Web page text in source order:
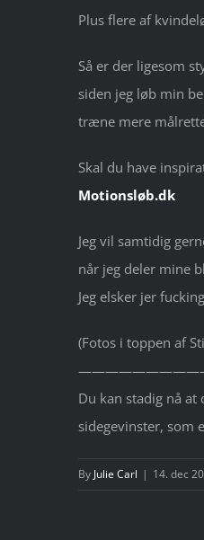
Plus flere af
Så er der ligesom
siden jeg løb min
træne mere
Skal du have
Motionsløb.dk
Jeg vil samtidig
når jeg deler mine
Jeg elsker jer
(Fotos i toppen af
Du kan stadig nå at
sidegevinster, som
By Julie Carl | 14. dec